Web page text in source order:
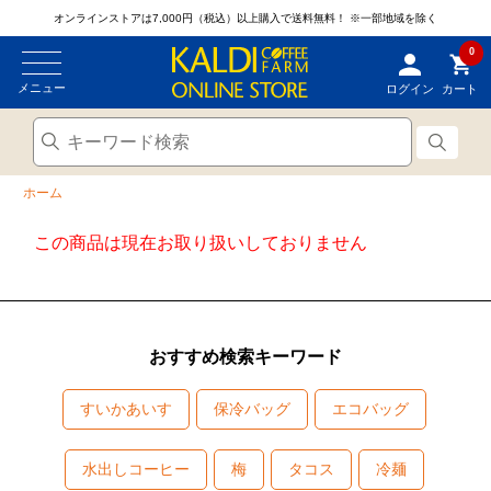
オンラインストアは7,000円（税込）以上購入で送料無料！ ※一部地域を除く
メニュー ログイン
0
カート
ホーム
この商品は現在お取り扱いしておりません
おすすめ検索キーワード
すいかあいす 保冷バッグ エコバッグ
水出しコーヒー 梅 タコス 冷麺